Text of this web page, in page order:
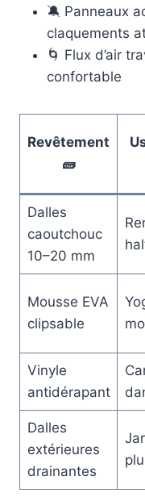
🔕 Panneaux
claquements
🌀 Flux d’air
confortable
Revêtement
🧱
Dalles
caoutchouc
10–20 mm
Mousse EVA
clipsable
Vinyle
antidérapant
Dalles
extérieures
drainantes